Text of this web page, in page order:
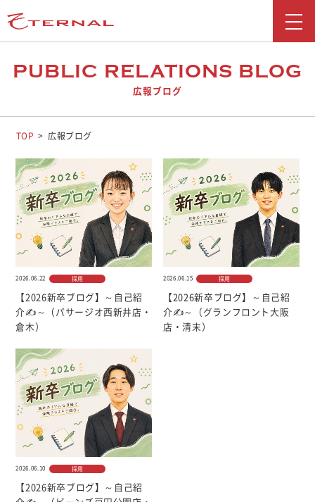
PUBLIC RELATIONS BLOG
広報ブログ
TOP 広報ブログ
2026.06.22 採用
【2026新卒ブログ】～自己紹
介✍～（パサージオ西新井店・
倉木）
2026.06.15 採用
【2026新卒ブログ】～自己紹
介✍～（グランフロント大阪
店・清末）
2026.06.10 採用
【2026新卒ブログ】～自己紹
採用情報
お問い合わせ
広報ブログ
お客さま本位の業務運営に関する取り組み
反社会勢力に対する基本方針
個人情報について